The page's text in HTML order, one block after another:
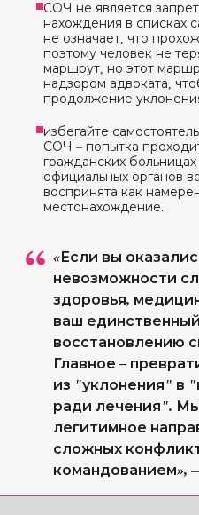
СОЧ не является
нахождения в списках
не означает, что
поэтому человек не
маршрут, но этот
надзором адвоката,
продолжение
избегайте
СОЧ – попытка
гражданских
официальных органов
воспринята как
местонахождение.
«Если вы
невозможности
здоровья,
ваш
восстановлению
Главное –
из "уклонения" в
ради лечения".
легитимное
сложных
командованием»,